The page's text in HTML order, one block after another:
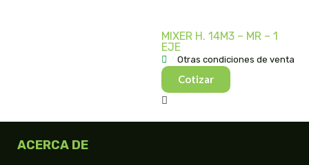
MIXER H. 14M3 – MR – 1
EJE
Otras condiciones de venta
Cotizar
ACERCA DE